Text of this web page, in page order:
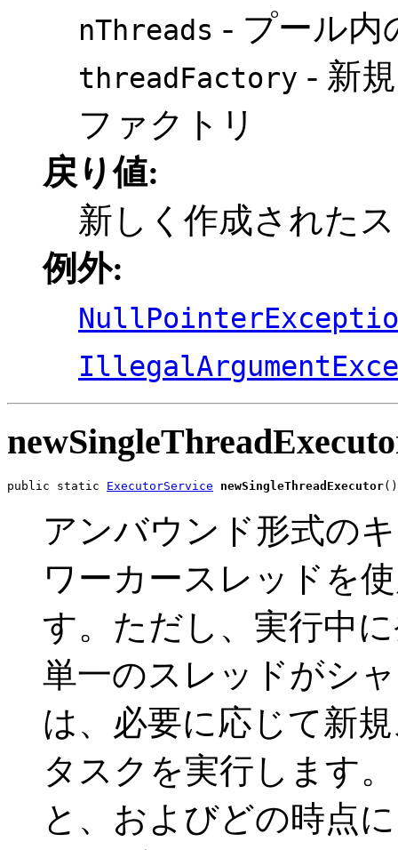
nThreads - プール内
threadFactory - 新
ファクトリ
戻り値:
新しく作成された
例外:
public static ExecutorService newSingleThreadExecutor()
アンバウンド形式の
ワーカースレッドを
す。ただし、実行中
単一のスレッドがシ
は、必要に応じて新
タスクを実行します
と、およびどの時点